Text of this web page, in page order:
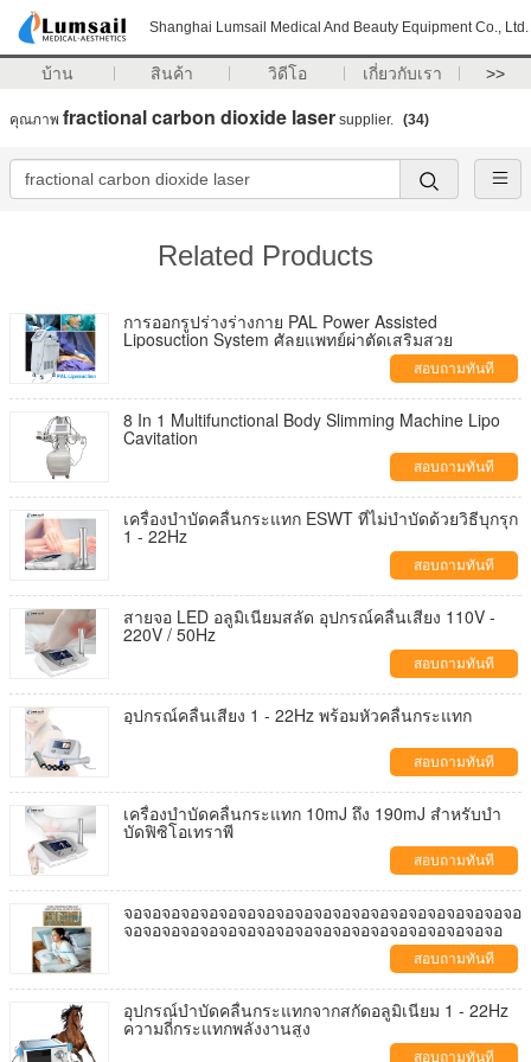
Shanghai Lumsail Medical And Beauty Equipment Co., Ltd.
บ้าน สินค้า วิดีโอ เกี่ยวกับเรา >>
คุณภาพ fractional carbon dioxide laser supplier. (34)
Related Products
การออกรูปร่างร่างกาย PAL Power Assisted
Liposuction System ศัลยแพทย์ผ่าตัดเสริมสวย
สอบถามทันที
8 In 1 Multifunctional Body Slimming Machine Lipo
Cavitation
สอบถามทันที
เครื่องบําบัดคลื่นกระแทก ESWT ที่ไม่บําบัดด้วยวิธีบุกรุก
1 - 22Hz
สอบถามทันที
สายจอ LED อลูมิเนียมสลัด อุปกรณ์คลื่นเสียง 110V -
220V / 50Hz
สอบถามทันที
อุปกรณ์คลื่นเสียง 1 - 22Hz พร้อมหัวคลื่นกระแทก
สอบถามทันที
เครื่องบําบัดคลื่นกระแทก 10mJ ถึง 190mJ สําหรับบํา
บัดฟิซิโอเทราพี
สอบถามทันที
จอจอจอจอจอจอจอจอจอจอจอจอจอจอจอจอจอจอจอจอจอ
จอจอจอจอจอจอจอจอจอจอจอจอจอจอจอจอจอจอจอจอ
สอบถามทันที
อุปกรณ์บําบัดคลื่นกระแทกจากสกัดอลูมิเนียม 1 - 22Hz
ความถี่กระแทกพลังงานสูง
สอบถามทันที